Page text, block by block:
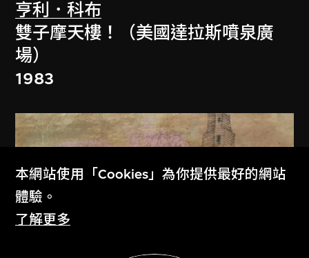
亨利．科布
雙子摩天樓！（美國達拉斯噴泉廣
場）
1983
本網站使用「Cookies」為你提供最好的網站
體驗。
了解更多